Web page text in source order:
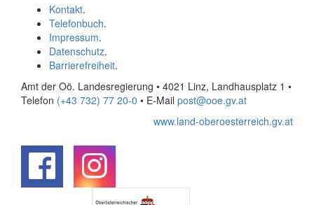
Kontakt.
Telefonbuch.
Impressum.
Datenschutz.
Barrierefreiheit.
Amt der Oö. Landesregierung • 4021 Linz, Landhausplatz 1 •
Telefon (+43 732) 77 20-0 • E-Mail post@ooe.gv.at
www.land-oberoesterreich.gv.at